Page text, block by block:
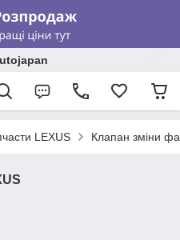
LEXUS Клапан зміни